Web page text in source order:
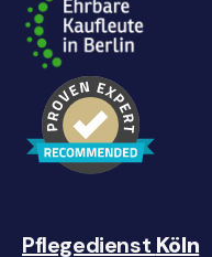
Pflegedienst Köln